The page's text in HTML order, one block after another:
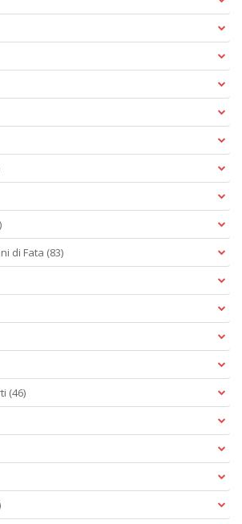
di Fata (83)
(46)